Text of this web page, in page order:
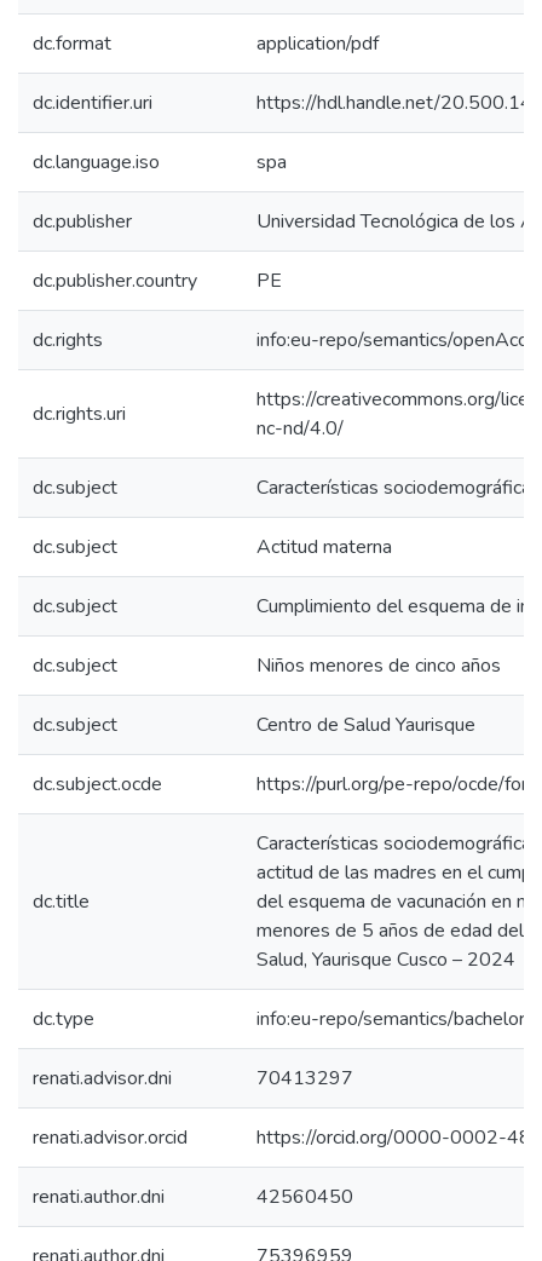
dc.format application/pdf
dc.identifier.uri https://hdl.handle.net/
dc.language.iso spa
dc.publisher Universidad Tecnológica de los
dc.publisher.country PE
dc.rights info:eu-repo/semantics/
dc.rights.uri
https://creativecommons.org/
nc-nd/4.0/
dc.subject Características sociodemográficas
dc.subject Actitud materna
dc.subject Cumplimiento del esquema de
dc.subject Niños menores de cinco años
dc.subject Centro de Salud Yaurisque
dc.subject.ocde https://purl.org/pe-repo/ocde/
dc.title
Características
actitud de las madres en el
del esquema de vacunación en
menores de 5 años de edad del
Salud, Yaurisque Cusco – 2024
dc.type info:eu-repo/semantics/
renati.advisor.dni 70413297
renati.advisor.orcid https://orcid.org/0000-0002-
renati.author.dni 42560450